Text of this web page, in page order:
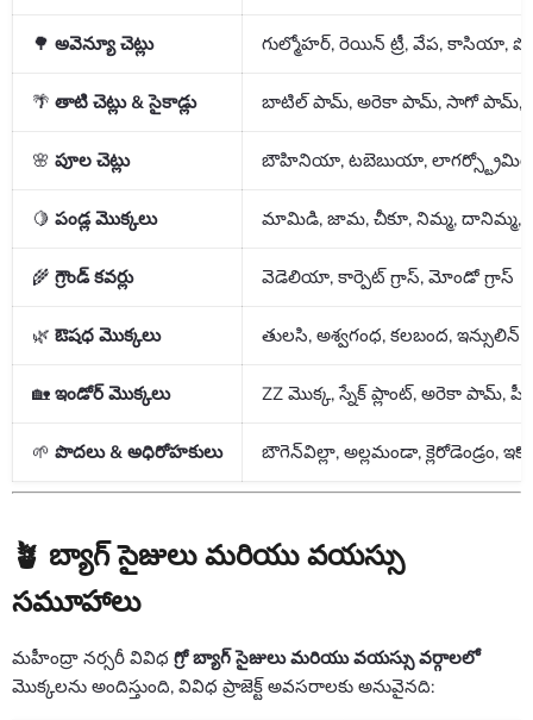
🌳 అవెన్యూ చెట్లు గుల్మోహర్, రెయిన్ ట్రీ, వేప, కాసియా,
🌴 తాటి చెట్లు & సైకాడ్లు బాటిల్ పామ్, అరెకా పామ్, సాగో పామ్,
🌸 పూల చెట్లు బౌహినియా, టబెబుయా,
🍋 పండ్ల మొక్కలు మామిడి, జామ, చీకూ, నిమ్మ, దానిమ్మ,
🌾 గ్రౌండ్ కవర్లు వెడెలియా, కార్పెట్ గ్రాస్, మోండో గ్రాస్
🌿 ఔషధ మొక్కలు తులసి, అశ్వగంధ, కలబంద,
🏡 ఇండోర్ మొక్కలు ZZ మొక్క, స్నేక్ ప్లాంట్, అరెకా పామ్, పీస్
🌱 పొదలు & అధిరోహకులు బౌగెన్‌విల్లా, అల్లమండా, క్లెరోడెండ్రం,
🪴 బ్యాగ్ సైజులు మరియు వయస్సు
సమూహాలు
మహీంద్రా నర్సరీ వివిధ గ్రో బ్యాగ్ సైజులు మరియు వయస్సు వర్గాలలో
మొక్కలను అందిస్తుంది, వివిధ ప్రాజెక్ట్ అవసరాలకు అనువైనది: